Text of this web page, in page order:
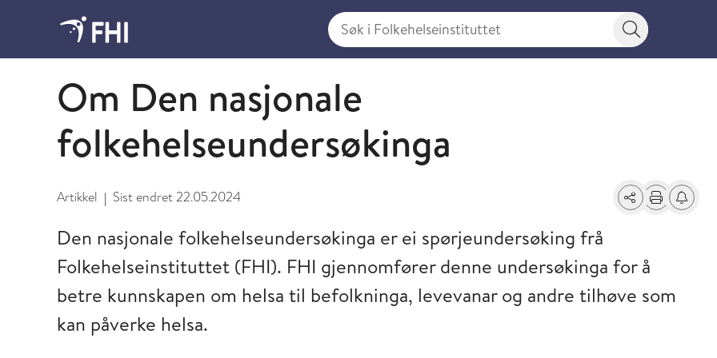
Søk i Folkehelseinstituttet
Søkeknapp
Den nasjonale folkehelseundersøkelsen
Om Den nasjonale
folkehelseundersøkinga
Artikkel | Sist endret22.05.2024 Del Skriv ut
Få
Den nasjonale folkehelseundersøkinga er ei spørjeundersøking frå
Folkehelseinstituttet (FHI). FHI gjennomfører denne undersøkinga for å
betre kunnskapen om helsa til befolkninga, levevanar og andre tilhøve som
kan påverke helsa.